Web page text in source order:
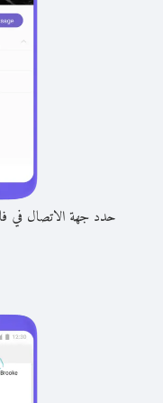
حدد جهة الاتصال في